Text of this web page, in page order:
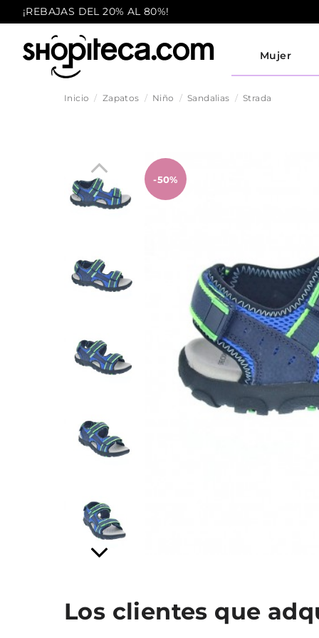
¡REBAJAS DEL 20% AL 80%!
Mujer
Inicio Zapatos Niño Sandalias Strada
-50%
Los clientes que